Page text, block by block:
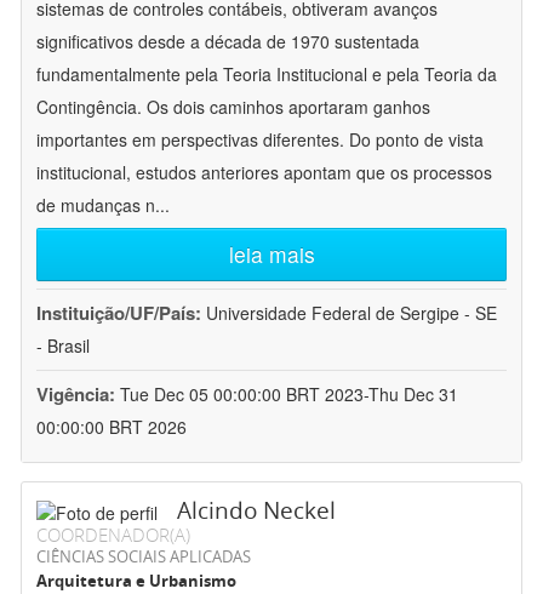
sistemas de controles contábeis, obtiveram avanços
significativos desde a década de 1970 sustentada
fundamentalmente pela Teoria Institucional e pela Teoria da
Contingência. Os dois caminhos aportaram ganhos
importantes em perspectivas diferentes. Do ponto de vista
institucional, estudos anteriores apontam que os processos
de mudanças n...
leia mais
Instituição/UF/País: Universidade Federal de Sergipe - SE
- Brasil
Vigência: Tue Dec 05 00:00:00 BRT 2023-Thu Dec 31
00:00:00 BRT 2026
Alcindo Neckel
COORDENADOR(A)
CIÊNCIAS SOCIAIS APLICADAS
Arquitetura e Urbanismo